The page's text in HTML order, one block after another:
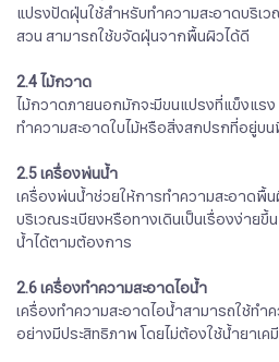
แปรงปัดฝุ่นใช้สำหรับทำความสะอาดบริเว
สวน สามารถใช้ขจัดฝุ่นจากพื้นผิวได้ดี
2.4 ไม้กวาด
ไม้กวาดภายนอกมักจะมีขนแปรงที่แข็งแร
ทำความสะอาดใบไม้หรือสิ่งสกปรกที่อยู่บ
2.5 เครื่องพ่นน้ำ
เครื่องพ่นน้ำช่วยให้การทำความสะอาดพื้
บริเวณระเบียงหรือทางเดินเป็นเรื่องง่าย
น้ำได้ตามต้องการ
2.6 เครื่องทำความสะอาดไอน้ำ
เครื่องทำความสะอาดไอน้ำสามารถใช้ทำ
อย่างมีประสิทธิภาพ โดยไม่ต้องใช้น้ำยาเคมี